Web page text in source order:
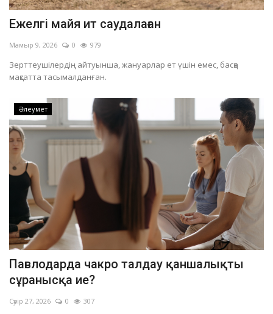
Ежелгі майя ит саудалаған
Мамыр 9, 2026 0 979
Зерттеушілердің айтуынша, жануарлар ет үшін емес, басқа
мақсатта тасымалданған.
Әлеумет
Павлодарда чакро талдау қаншалықты
сұранысқа ие?
Сәуір 27, 2026 0 307